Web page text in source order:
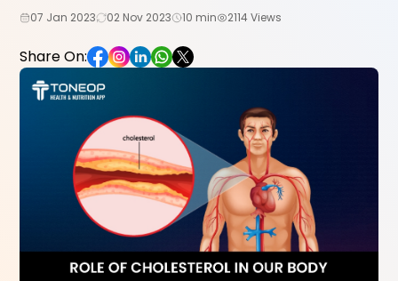
07 Jan 2023 02 Nov 2023 10 min 2114 Views
Share On: